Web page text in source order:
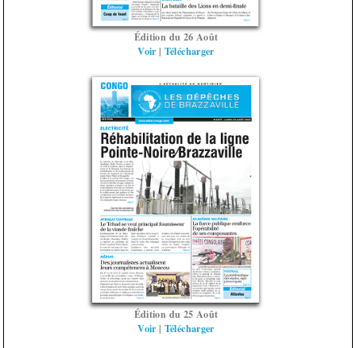
Édition du 26 Août
Voir | Télécharger
Édition du 25 Août
Voir | Télécharger